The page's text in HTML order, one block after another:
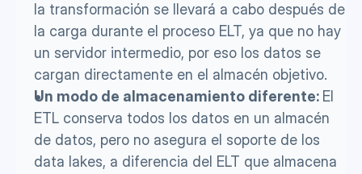
la transformación se llevará a cabo después de
la carga durante el proceso ELT, ya que no hay
un servidor intermedio, por eso los datos se
cargan directamente en el almacén objetivo.
Un modo de almacenamiento diferente: El
ETL conserva todos los datos en un almacén
de datos, pero no asegura el soporte de los
data lakes, a diferencia del ELT que almacena